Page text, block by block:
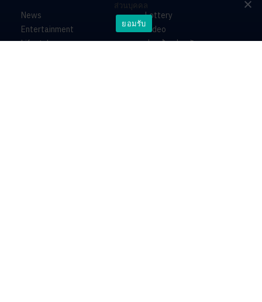
News
Entertainment
Lifestyle
Lottery
Video
ร่วมด้วยช่วยกัน
ส่วนบุคคล
ยอมรับ